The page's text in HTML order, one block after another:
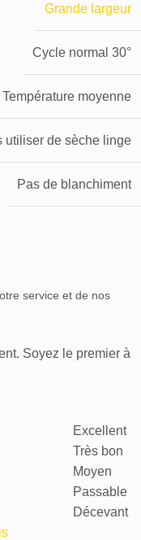
Grande largeur
Cycle normal 30°
Température moyenne
utiliser de sèche linge
Pas de blanchiment
service et de nos
Soyez le premier à
Excellent
Très bon
Moyen
Passable
Décevant